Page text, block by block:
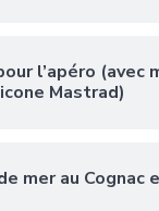
l’apéro (avec
Mastrad)
mer au